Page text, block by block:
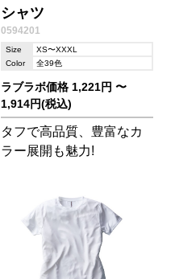
シャツ
0594201
Size
XS〜XXXL
Color
全39色
ラブラボ価格 1,221円 〜
1,914円(税込)
タフで高品質、豊富なカ
ラー展開も魅力!